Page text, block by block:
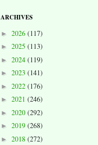
ARCHIVES
► 2026 (117)
► 2025 (113)
► 2024 (119)
► 2023 (141)
► 2022 (176)
► 2021 (246)
► 2020 (292)
► 2019 (268)
► 2018 (272)